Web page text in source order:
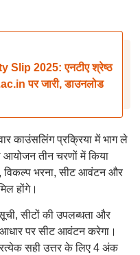
2025: एनटीए श्रेष्ठ
पर जारी, डाउनलोड
काउंसलिंग प्रक्रिया में भाग ले
तीन चरणों में किया
विकल्प भरना, सीट आवंटन और
होंगे।
सूची, सीटों की उपलब्धता और
आधार पर सीट आवंटन करेगा।
सही उत्तर के लिए 4 अंक